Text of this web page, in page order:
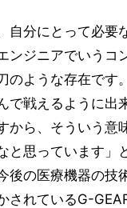
自分にとって必要
ンジニアでいうコ
のような存在です
で戦えるように出
から、そういう意
と思っています」
後の医療機器の技
されているG-